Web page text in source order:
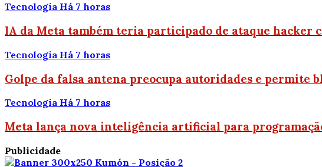
Tecnologia Há 7 horas
IA da Meta também teria participado de ataque hacker
Tecnologia Há 7 horas
Golpe da falsa antena preocupa autoridades e permite
Tecnologia Há 7 horas
Meta lança nova inteligência artificial para
Publicidade